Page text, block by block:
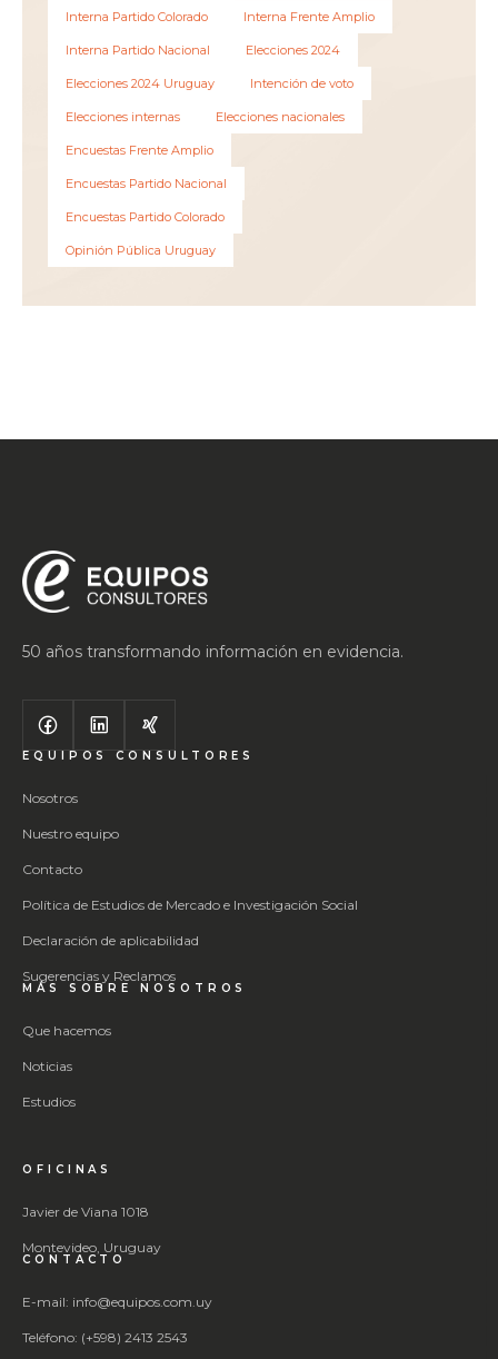
Interna Partido Colorado Interna Frente Amplio
Interna Partido Nacional Elecciones 2024
Elecciones 2024 Uruguay Intención de voto
Elecciones internas Elecciones nacionales
Encuestas Frente Amplio
Encuestas Partido Nacional
Encuestas Partido Colorado
Opinión Pública Uruguay
50 años transformando información en evidencia.
EQUIPOS CONSULTORES
Nosotros
Nuestro equipo
Contacto
Política de Estudios de Mercado e Investigación Social
Declaración de aplicabilidad
Sugerencias y Reclamos
MÁS SOBRE NOSOTROS
Que hacemos
Noticias
Estudios
OFICINAS
Javier de Viana 1018
Montevideo, Uruguay
CONTACTO
E-mail: info@equipos.com.uy
Teléfono: (+598) 2413 2543